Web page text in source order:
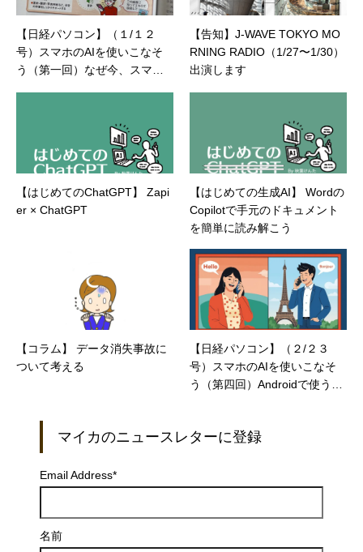
【日経パソコン】（１/１２
号）スマホのAIを使いこなそ
う（第一回）なぜ今、スマホ
【告知】J-WAVE TOKYO MO
RNING RADIO（1/27〜1/30）
出演します
【はじめてのChatGPT】 Zapi
er × ChatGPT
【はじめての生成AI】 Wordの
Copilotで手元のドキュメント
を簡単に読み解こう
【コラム】 データ消失事故に
ついて考える
【日経パソコン】（２/２３
号）スマホのAIを使いこなそ
う（第四回）Androidで使うGe
マイカのニュースレターに登録
Email Address*
名前